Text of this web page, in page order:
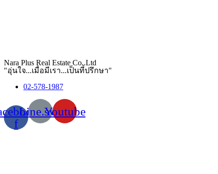
Nara Plus Real Estate Co,.Ltd
"อุ่นใจ...เมื่อมีเรา...เป็นที่ปรึกษา"
02-578-1987
f
Line.svgYoutube